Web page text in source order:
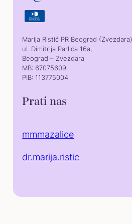
Marija Ristić PR Beograd (Zvezdara)
ul. Dimitrija Parlića 16a,
Beograd – Zvezdara
MB: 67075609
PIB: 113775004
Prati nas
mmmazalice
dr.marija.ristic